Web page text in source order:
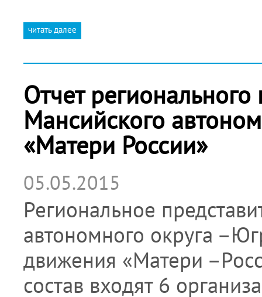
читать далее
Отчет регионального
Мансийского
«Матери России»
05.05.2015
Региональное
автономного округа
движения «Матери
состав входят 6